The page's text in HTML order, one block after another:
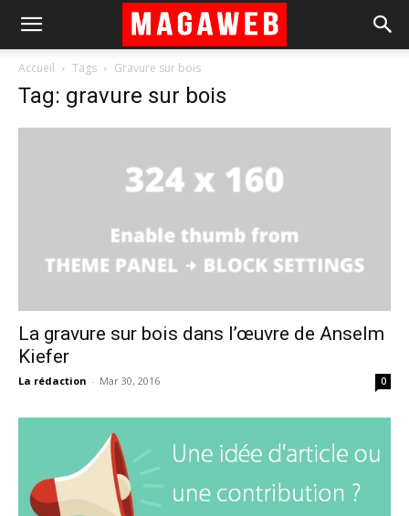
Accueil Tags Gravure sur bois
Tag: gravure sur bois
La gravure sur bois dans l’œuvre de Anselm
Kiefer
La rédaction - Mar 30, 2016 0